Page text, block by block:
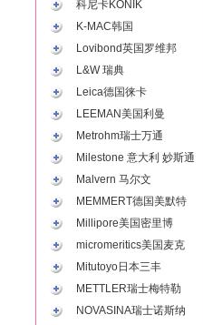
科尼卡KONIK
K-MAC韩国
Lovibond英国罗维邦
L&W 瑞典
Leica德国徕卡
LEEMAN美国利曼
Metrohm瑞士万通
Milestone 意大利 妙斯通
Malvern 马尔文
MEMMERT德国美默特
Millipore美国密里博
micromeritics美国麦克
Mitutoyo日本三丰
METTLER瑞士梅特勒
NOVASINA瑞士诺斯纳